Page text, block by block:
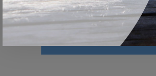
assistenza al reparto IT.
VISUALIZZA MODELLO ED